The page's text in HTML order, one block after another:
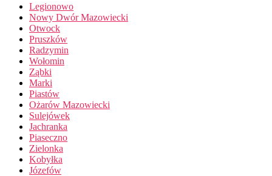
Legionowo
Nowy Dwór Mazowiecki
Otwock
Pruszków
Radzymin
Wołomin
Ząbki
Marki
Piastów
Ożarów Mazowiecki
Sulejówek
Jachranka
Piaseczno
Zielonka
Kobyłka
Józefów